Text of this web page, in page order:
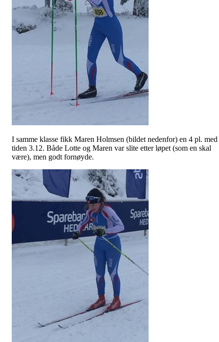
I samme klasse fikk Maren Holmsen (bildet nedenfor) en 4 pl. med
tiden 3.12. Både Lotte og Maren var slite etter løpet (som en skal
være), men godt fornøyde.